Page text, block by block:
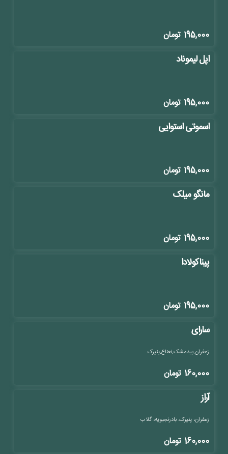
195,000 تومان
اپل لیموناد
195,000 تومان
اسموتی استوایی
195,000 تومان
مانگو میلک
195,000 تومان
پیناکولادا
195,000 تومان
سارای
زعفران,بیدمشک,نعناع,پنیرک
160,000 تومان
آراز
زعفران، پنیرک، بادرنجبویه، گلاب
160,000 تومان